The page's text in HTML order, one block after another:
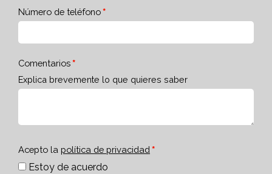
Número de teléfono
Comentarios
Explica brevemente lo que quieres saber
Acepto la política de privacidad
Estoy de acuerdo